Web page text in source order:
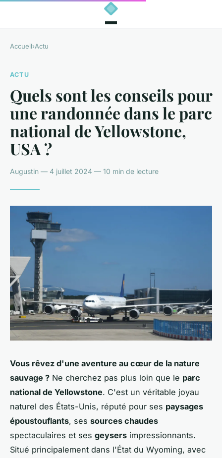
Accueil›Actu
ACTU
Quels sont les conseils pour
une randonnée dans le parc
national de Yellowstone,
USA ?
Augustin — 4 juillet 2024 — 10 min de lecture
Vous rêvez d'une aventure au cœur de la nature
sauvage ? Ne cherchez pas plus loin que le parc
national de Yellowstone. C'est un véritable joyau
naturel des États-Unis, réputé pour ses paysages
époustouflants, ses sources chaudes
spectaculaires et ses geysers impressionnants.
Situé principalement dans l'État du Wyoming, avec